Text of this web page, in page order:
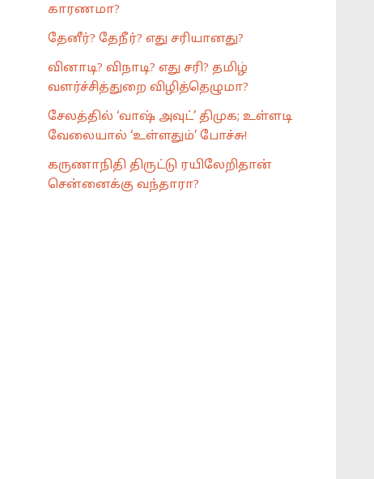
காரணமா?
தேனீர்? தேநீர்? எது சரியானது?
வினாடி? விநாடி? எது சரி? தமிழ்
வளர்ச்சித்துறை விழித்தெழுமா?
சேலத்தில் ‘வாஷ் அவுட்’ திமுக; உள்ளடி
வேலையால் ‘உள்ளதும்’ போச்சு!
கருணாநிதி திருட்டு ரயிலேறிதான்
சென்னைக்கு வந்தாரா?